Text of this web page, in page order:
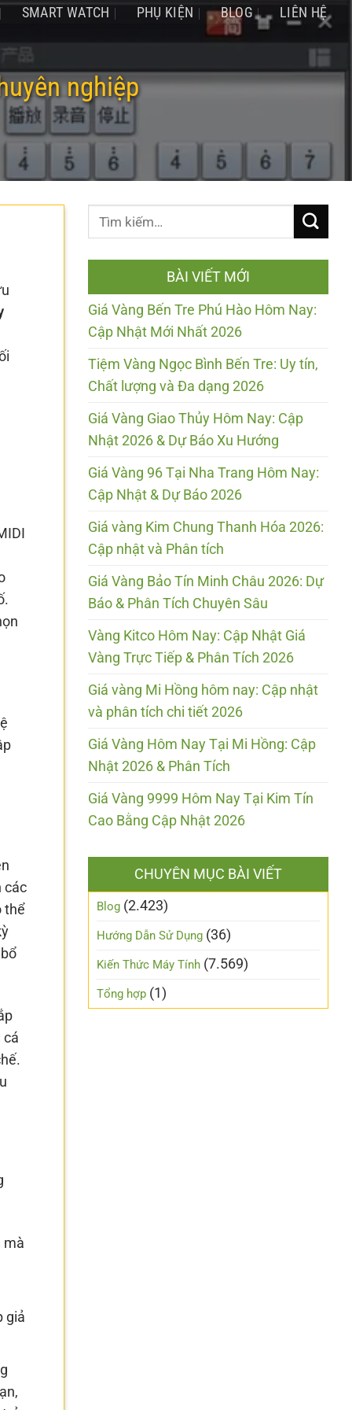
SMART WATCH PHỤ KIỆN BLOG LIÊN HỆ
nghiệp
các
thể
cá
mà
giả
BÀI VIẾT MỚI
Giá Vàng Bến Tre Phú Hào Hôm Nay:
Cập Nhật Mới Nhất 2026
Tiệm Vàng Ngọc Bình Bến Tre: Uy tín,
Chất lượng và Đa dạng 2026
Giá Vàng Giao Thủy Hôm Nay: Cập
Nhật 2026 & Dự Báo Xu Hướng
Giá Vàng 96 Tại Nha Trang Hôm Nay:
Cập Nhật & Dự Báo 2026
Giá vàng Kim Chung Thanh Hóa 2026:
Cập nhật và Phân tích
Giá Vàng Bảo Tín Minh Châu 2026: Dự
Báo & Phân Tích Chuyên Sâu
Vàng Kitco Hôm Nay: Cập Nhật Giá
Vàng Trực Tiếp & Phân Tích 2026
Giá vàng Mi Hồng hôm nay: Cập nhật
và phân tích chi tiết 2026
Giá Vàng Hôm Nay Tại Mi Hồng: Cập
Nhật 2026 & Phân Tích
Giá Vàng 9999 Hôm Nay Tại Kim Tín
Cao Bằng Cập Nhật 2026
CHUYÊN MỤC BÀI VIẾT
Blog (2.423)
Hướng Dẫn Sử Dụng (36)
Kiến Thức Máy Tính (7.569)
Tổng hợp (1)